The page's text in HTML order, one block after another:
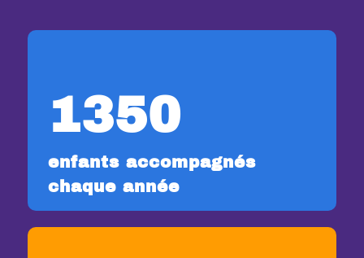
1350
enfants accompagnés
chaque année